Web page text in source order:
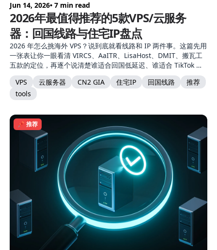
Jun 14, 2026• 7 min read
2026年最值得推荐的5款VPS/云服务
器：回国线路与住宅IP盘点
2026 年怎么挑海外 VPS？说到底就看线路和 IP 两件事。这篇先用
一张表让你一眼看清 VIRCS、AaITR、LisaHost、DMIT、搬瓦工
五款的定位，再逐个说清楚谁适合回国低延迟、谁适合 TikTok 电
商的住宅 IP、各自的坑在哪。
VPS 云服务器 CN2 GIA 住宅IP 回国线路
推荐
tools
📌 推荐